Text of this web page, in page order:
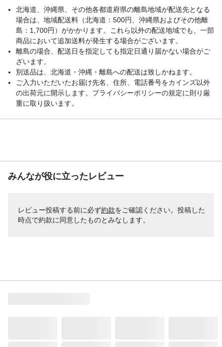
北海道、沖縄県、その他各都道府県の離島地域が配送先となる
場合は、地域配送料（北海道：500円、沖縄県およびその他離
島：1,700円）がかかります。これら以外の配送地域でも、一部
商品において追加送料が発生する場合がございます。
離島の場合、配送日を指定しても指定日通り届かない場合がご
ざいます。
別送品は、北海道・沖縄・離島への配送は致しかねます。
ご入力いただいたお届け先名、住所、電話番号をカインズ以外
の出荷元に開示します。プライバシーポリシーの規定に則り厳
重に取り扱います。
みんなが役に立ったレビュー
レビュー投稿する前に必ず約款をご確認ください。投稿した
時点で約款に同意したものとみなします。